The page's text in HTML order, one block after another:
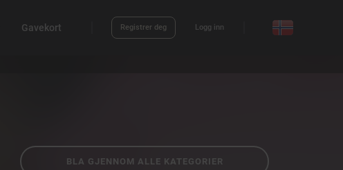
Gavekort Registrer deg Logg inn
BLA GJENNOM ALLE KATEGORIER